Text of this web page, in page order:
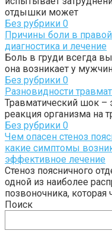
отдышки может
Без рубрики 0
Причины боли в
диагностика и лечение
Боль в груди всегда
она возникает у
Без рубрики 0
Разновидности
Травматический шок –
реакция организма на
Без рубрики 0
Чем опасен стеноз
какие симптомы
эффективное лечение
Стеноз поясничного
одной из наиболее
позвоночника, которая
Поиск